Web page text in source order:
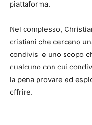
piattaforma.
Nel complesso,
cristiani che cercano
condivisi e uno scopo
qualcuno con cui
la pena provare ed
offrire.